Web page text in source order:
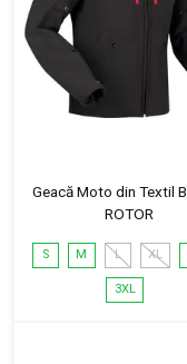
Geacă Moto din Textil
ROTOR
S M L XL
3XL